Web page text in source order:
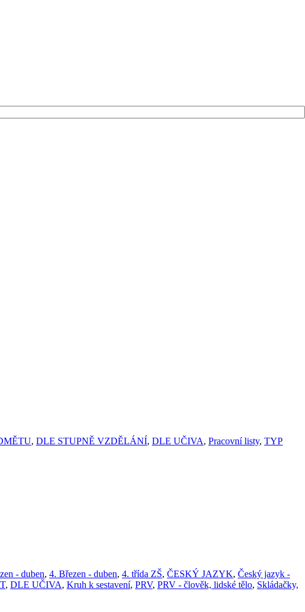
, DLE STUPNĚ VZDĚLÁNÍ, DLE UČIVA, Pracovní listy, TYP
- duben, 4. Březen - duben, 4. třída ZŠ, ČESKÝ JAZYK, Český jazyk -
, DLE UČIVA, Kruh k sestavení, PRV, PRV - člověk, lidské tělo, Skládačky,